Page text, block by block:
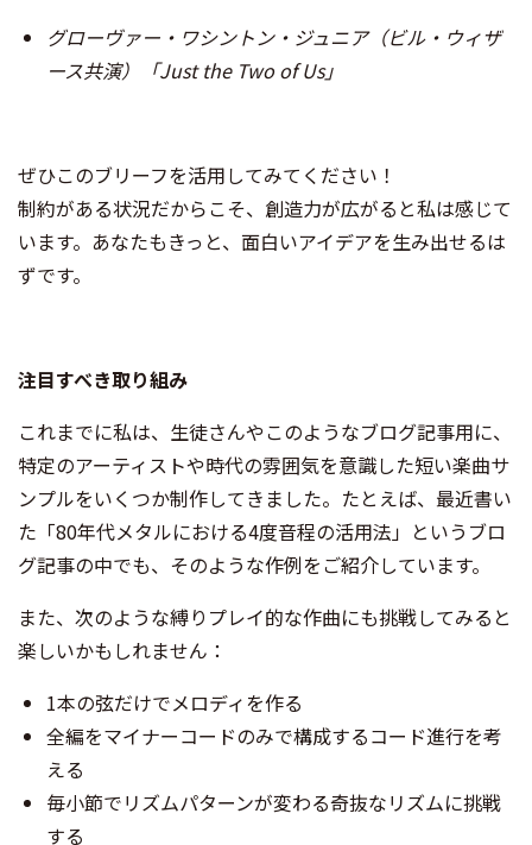
グローヴァー・ワシントン・ジュニア（ビル・ウィザ
ース共演）「Just the Two of Us」
ぜひこのブリーフを活用してみてください！
制約がある状況だからこそ、創造力が広がると私は感じて
います。あなたもきっと、面白いアイデアを生み出せるは
ずです。
注目すべき取り組み
これまでに私は、生徒さんやこのようなブログ記事用に、
特定のアーティストや時代の雰囲気を意識した短い楽曲サ
ンプルをいくつか制作してきました。たとえば、最近書い
た「80年代メタルにおける4度音程の活用法」というブロ
グ記事の中でも、そのような作例をご紹介しています。
また、次のような縛りプレイ的な作曲にも挑戦してみると
楽しいかもしれません：
1本の弦だけでメロディを作る
全編をマイナーコードのみで構成するコード進行を考
える
毎小節でリズムパターンが変わる奇抜なリズムに挑戦
する